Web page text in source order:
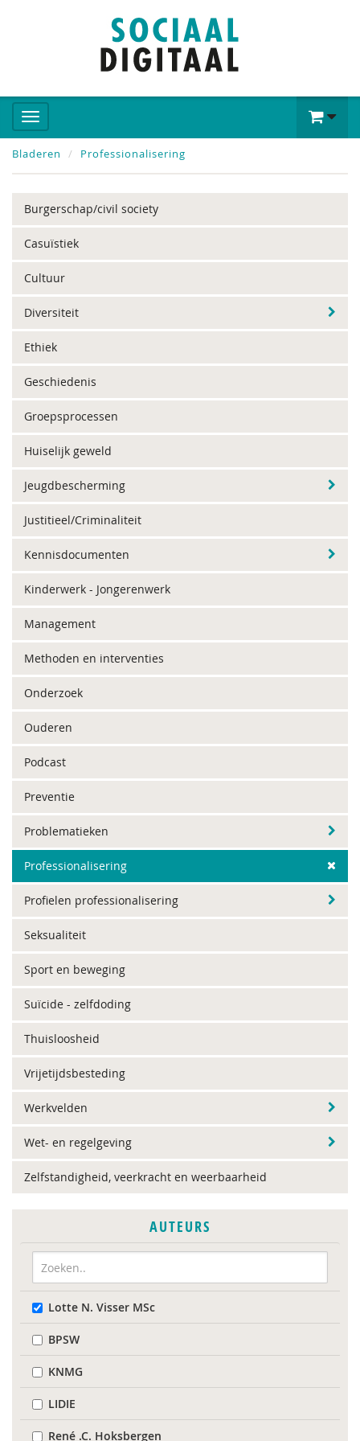
Bladeren Professionalisering
Burgerschap/civil society
Casuïstiek
Cultuur
Diversiteit
Ethiek
Geschiedenis
Groepsprocessen
Huiselijk geweld
Jeugdbescherming
Justitieel/Criminaliteit
Kennisdocumenten
Kinderwerk - Jongerenwerk
Management
Methoden en interventies
Onderzoek
Ouderen
Podcast
Preventie
Problematieken
Professionalisering
Profielen professionalisering
Seksualiteit
Sport en beweging
Suïcide - zelfdoding
Thuisloosheid
Vrijetijdsbesteding
Werkvelden
Wet- en regelgeving
Zelfstandigheid, veerkracht en weerbaarheid
AUTEURS
Lotte N. Visser MSc
BPSW
KNMG
LIDIE
René .C. Hoksbergen